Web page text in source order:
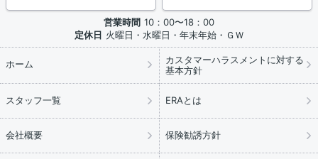
営業時間 10：00〜18：00
定休日 火曜日・水曜日・年末年始・ＧＷ
ホーム
カスタマーハラスメントに対する
基本方針
スタッフ一覧 ERAとは
会社概要 保険勧誘方針